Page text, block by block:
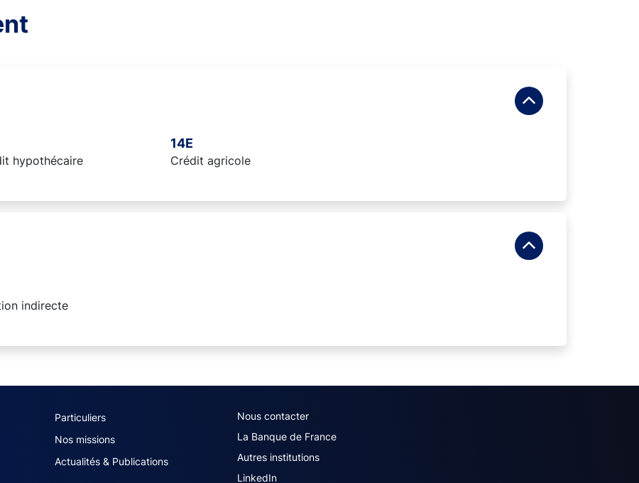
hypothécaire
14E
Crédit agricole
indirecte
(French)
Particuliers
Nos missions
Actualités & Publications
ACPR footer secondary menu (French)
Nous contacter
La Banque de France
Autres institutions
LinkedIn